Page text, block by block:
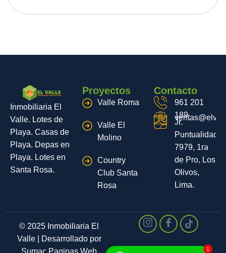
Inmobiliaria El
Valle. Lotes de
Playa. Casas de
Playa. Depas en
Playa. Lotes en
Santa Rosa.
Proyectos
Valle Roma
Valle El
Molino
Country
Club Santa
Rosa
Contacto
961 201
189
Jr.
Puntualidad
7979, 1ra
de Pro, Los
Olivos,
Lima.
© 2025 Inmobiliaria El
Valle | Desarrollado por
Sumac Paginas Web
1